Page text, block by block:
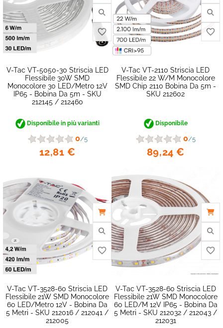
favorite_border
favorite_border
V-Tac VT-5050-30 Striscia LED
Flessibile 30W SMD
Monocolore 30 LED/metro 12V
IP65 - Bobina Da 5m - SKU
212145 / 212460
Disponibile in più varianti
0/5
12,81 €
V-Tac VT-2110 Striscia LED
Flessibile 22 W/m Monocolore
SMD Chip 2110 Bobina Da 5m -
SKU 212602
Disponibile
0/5
89,24 €
V-Tac VT-3528-60 Striscia LED
Flessibile 21W SMD Monocolore
60 LED/metro 12V - Bobina Da
5 Metri - SKU 212016 / 212041 /
212005
V-Tac VT-3528-60 Striscia LED
Flessibile 21W SMD Monocolore
60 LED/m 12V IP65 - Bobina Da
5 Metri - SKU 212032 / 212043 /
212031